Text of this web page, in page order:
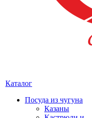
Каталог
Посуда из чугуна
Казаны